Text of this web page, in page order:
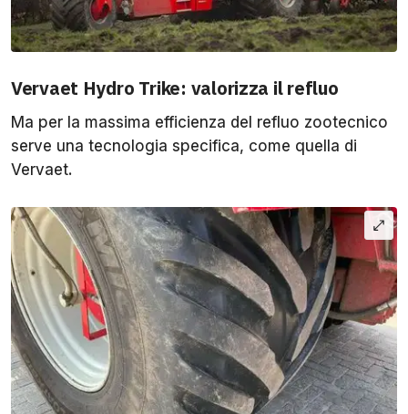
Vervaet Hydro Trike: valorizza il refluo
Ma per la massima efficienza del refluo zootecnico
serve una tecnologia specifica, come quella di
Vervaet.